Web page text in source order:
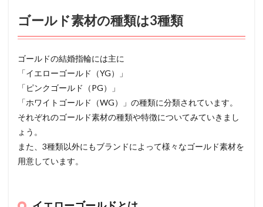
ゴールド素材の種類は3種類
ゴールドの結婚指輪には主に
「イエローゴールド（YG）」
「ピンクゴールド（PG）」
「ホワイトゴールド（WG）」の種類に分類されています。
それぞれのゴールド素材の種類や特徴についてみていきまし
ょう。
また、3種類以外にもブランドによって様々なゴールド素材を
用意しています。